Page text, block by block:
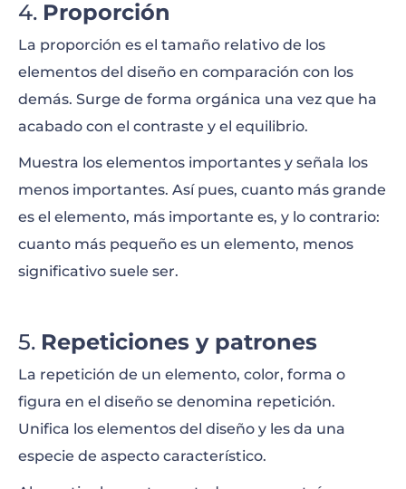
Proporción
La proporción es el tamaño relativo de los
elementos del diseño en comparación con los
demás. Surge de forma orgánica una vez que ha
acabado con el contraste y el equilibrio.
Muestra los elementos importantes y señala los
menos importantes. Así pues, cuanto más grande
es el elemento, más importante es, y lo contrario:
cuanto más pequeño es un elemento, menos
significativo suele ser.
Repeticiones y patrones
La repetición de un elemento, color, forma o
figura en el diseño se denomina repetición.
Unifica los elementos del diseño y les da una
especie de aspecto característico.